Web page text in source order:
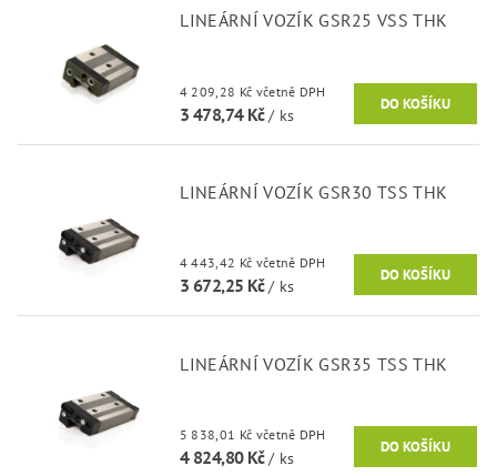
LINEÁRNÍ VOZÍK GSR25 VSS THK
4 209,28 Kč včetně DPH
3 478,74 Kč/ ks
LINEÁRNÍ VOZÍK GSR30 TSS THK
4 443,42 Kč včetně DPH
3 672,25 Kč/ ks
LINEÁRNÍ VOZÍK GSR35 TSS THK
5 838,01 Kč včetně DPH
4 824,80 Kč/ ks